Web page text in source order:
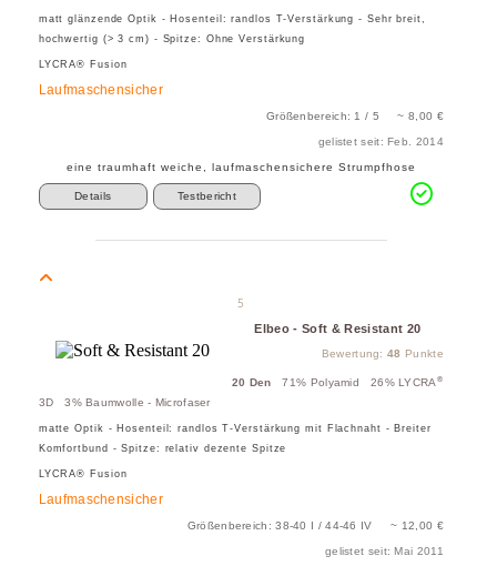
matt glänzende Optik - Hosenteil: randlos T-Verstärkung - Sehr breit,
hochwertig (> 3 cm) - Spitze: Ohne Verstärkung
LYCRA® Fusion
Laufmaschensicher
Größenbereich: 1 / 5 ~ 8,00 €
gelistet seit: Feb. 2014
eine traumhaft weiche, laufmaschensichere Strumpfhose
Details Testbericht
5
Elbeo - Soft & Resistant 20
Bewertung:48 Punkte
20 Den 71% Polyamid 26% LYCRA ®
3D 3% Baumwolle - Microfaser
matte Optik - Hosenteil: randlos T-Verstärkung mit Flachnaht - Breiter
Komfortbund - Spitze: relativ dezente Spitze
LYCRA® Fusion
Laufmaschensicher
Größenbereich: 38-40 I / 44-46 IV ~ 12,00 €
gelistet seit: Mai 2011